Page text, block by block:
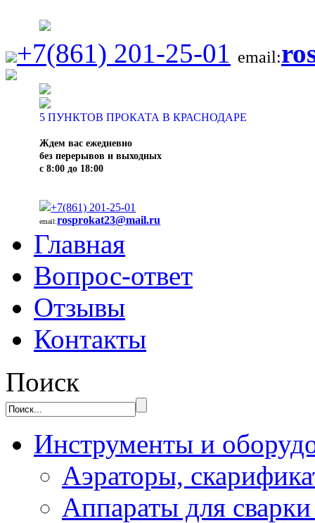
+7(861) 201-25-01 email:
5 ПУНКТОВ ПРОКАТА В КРАСНОДАРЕ
Ждем вас ежедневно
без перерывов и выходных
с 8:00 до 18:00
+7(861) 201-25-01
email:rosprokat23@mail.ru
Главная
Вопрос-ответ
Отзывы
Контакты
Поиск
Инструменты и
Аэраторы,
Аппараты для